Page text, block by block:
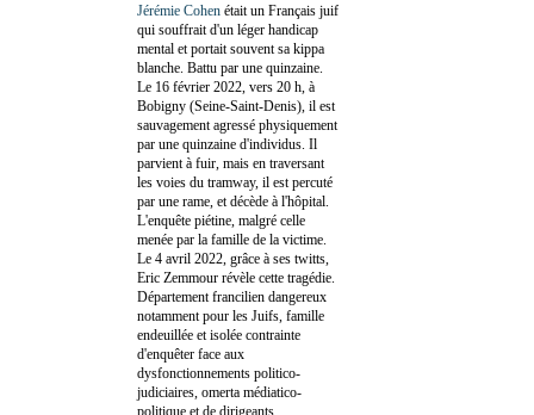
Jérémie Cohen était un Français juif
qui souffrait d'un léger handicap
mental et portait souvent sa kippa
blanche. Battu par une quinzaine.
Le 16 février 2022, vers 20 h, à
Bobigny (Seine-Saint-Denis), il est
sauvagement agressé physiquement
par une quinzaine d'individus. Il
parvient à fuir, mais en traversant
les voies du tramway, il est percuté
par une rame, et décède à l'hôpital.
L'enquête piétine, malgré celle
menée par la famille de la victime.
Le 4 avril 2022, grâce à ses twitts,
Eric Zemmour révèle cette tragédie.
Département francilien dangereux
notamment pour les Juifs, famille
endeuillée et isolée contrainte
d'enquêter face aux
dysfonctionnements politico-
judiciaires, omerta médiatico-
politique et de dirigeants